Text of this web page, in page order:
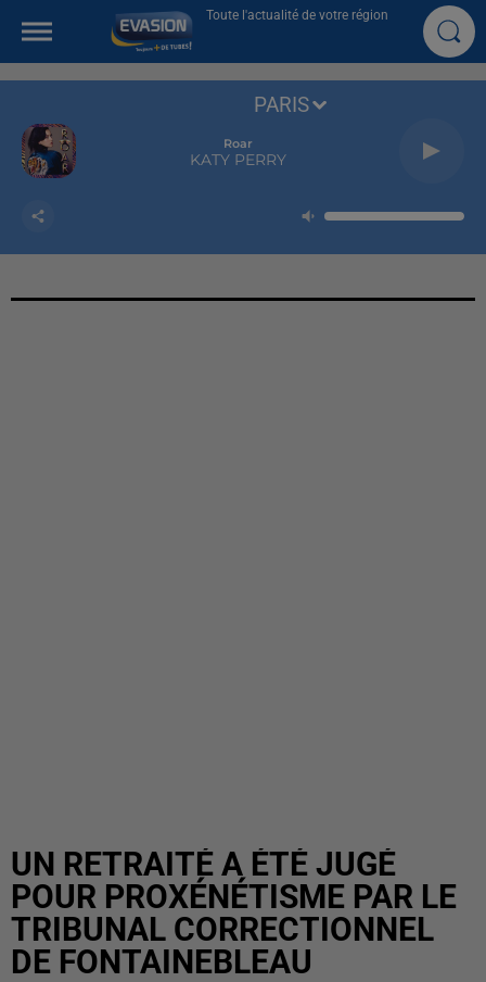
Toute l'actualité de votre région
Roar
KATY PERRY
PARIS
UN RETRAITÉ A ÉTÉ JUGÉ
POUR PROXÉNÉTISME PAR LE
TRIBUNAL CORRECTIONNEL
DE FONTAINEBLEAU